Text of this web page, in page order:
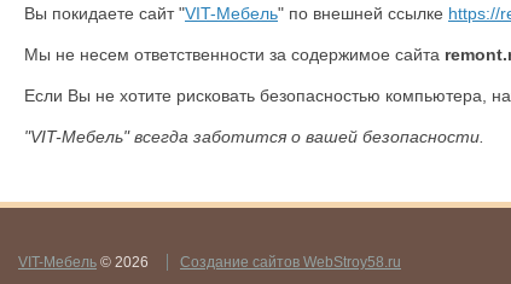
Вы покидаете сайт "VIT-Мебель" по внешней ссылке https://
Мы не несем ответственности за содержимое сайта
Если Вы не хотите рисковать безопасностью компьютера,
"VIT-Мебель" всегда заботится о вашей безопасности.
VIT-Мебель © 2026 Создание сайтов WebStroy58.ru